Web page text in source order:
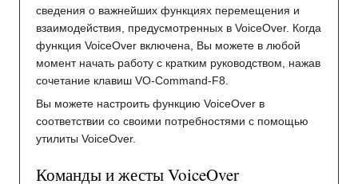
сведения о важнейших функциях перемещения и
взаимодействия, предусмотренных в VoiceOver. Когда
функция VoiceOver включена, Вы можете в любой
момент начать работу с кратким руководством, нажав
сочетание клавиш VO-Command-F8.
Вы можете настроить функцию VoiceOver в
соответствии со своими потребностями с помощью
утилиты VoiceOver.
Команды и жесты VoiceOver